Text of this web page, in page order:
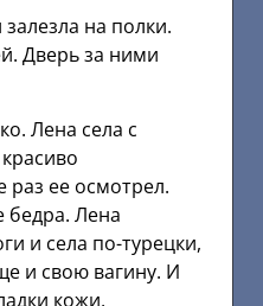
на полки.
Дверь за ними
Лена села с
ее осмотрел.
бедра. Лена
и села по-турецки,
и свою вагину. И
кожи,